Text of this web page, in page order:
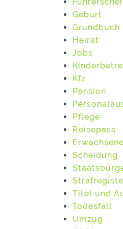
Geburt
Grundbuch
Heirat
Jobs
Kfz
Pension
Pflege
Reisepass
Scheidung
Titel und
Todesfall
Umzug